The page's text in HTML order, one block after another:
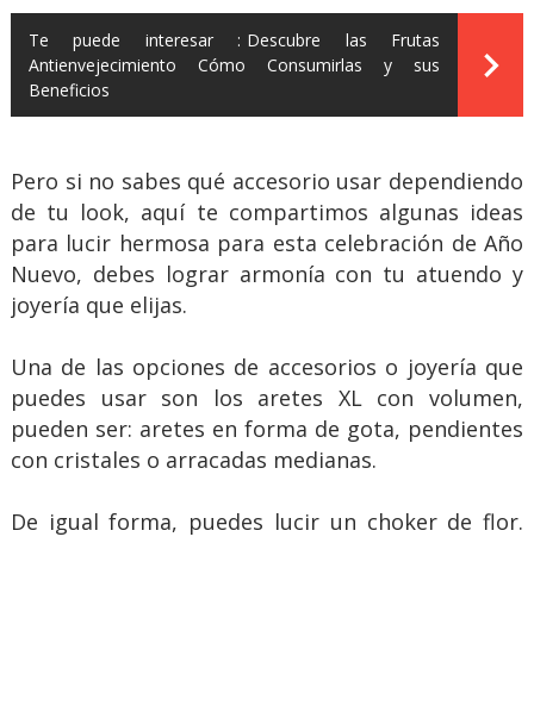
Te puede interesar : Descubre las Frutas
Antienvejecimiento Cómo Consumirlas y sus
Beneficios
Pero si no sabes qué accesorio usar dependiendo
de tu look, aquí te compartimos algunas ideas
para lucir hermosa para esta celebración de Año
Nuevo, debes lograr armonía con tu atuendo y
joyería que elijas.
Una de las opciones de accesorios o joyería que
puedes usar son los aretes XL con volumen,
pueden ser: aretes en forma de gota, pendientes
con cristales o arracadas medianas.
De igual forma, puedes lucir un choker de flor.